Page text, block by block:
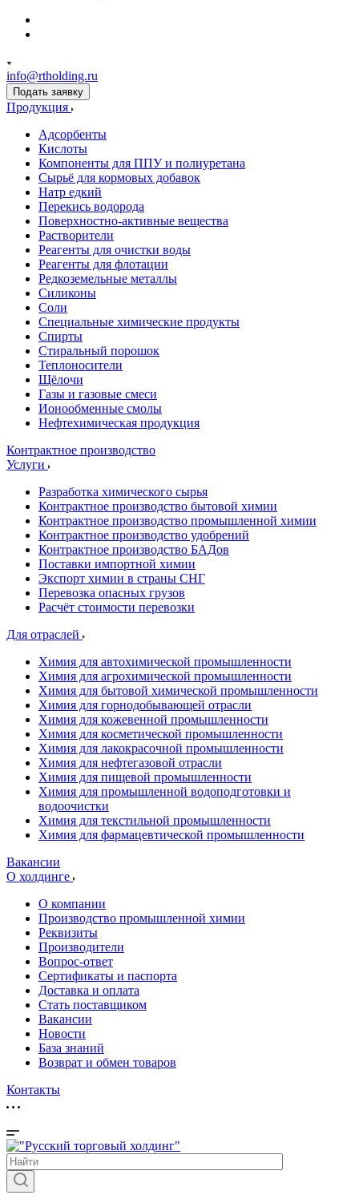
info@rtholding.ru
Подать заявку
Продукция
Адсорбенты
Кислоты
Компоненты для ППУ и полиуретана
Сырьё для кормовых добавок
Натр едкий
Перекись водорода
Поверхностно-активные вещества
Растворители
Реагенты для очистки воды
Реагенты для флотации
Редкоземельные металлы
Силиконы
Соли
Специальные химические продукты
Спирты
Стиральный порошок
Теплоносители
Щёлочи
Газы и газовые смеси
Ионообменные смолы
Нефтехимическая продукция
Контрактное производство
Услуги
Разработка химического сырья
Контрактное производство бытовой химии
Контрактное производство промышленной химии
Контрактное производство удобрений
Контрактное производство БАДов
Поставки импортной химии
Экспорт химии в страны СНГ
Перевозка опасных грузов
Расчёт стоимости перевозки
Для отраслей
Химия для автохимической промышленности
Химия для агрохимической промышленности
Химия для бытовой химической промышленности
Химия для горнодобывающей отрасли
Химия для кожевенной промышленности
Химия для косметической промышленности
Химия для лакокрасочной промышленности
Химия для нефтегазовой отрасли
Химия для пищевой промышленности
Химия для промышленной водоподготовки и
водоочистки
Химия для текстильной промышленности
Химия для фармацевтической промышленности
Вакансии
О холдинге
О компании
Производство промышленной химии
Реквизиты
Производители
Вопрос-ответ
Сертификаты и паспорта
Доставка и оплата
Стать поставщиком
Вакансии
Новости
База знаний
Возврат и обмен товаров
Контакты